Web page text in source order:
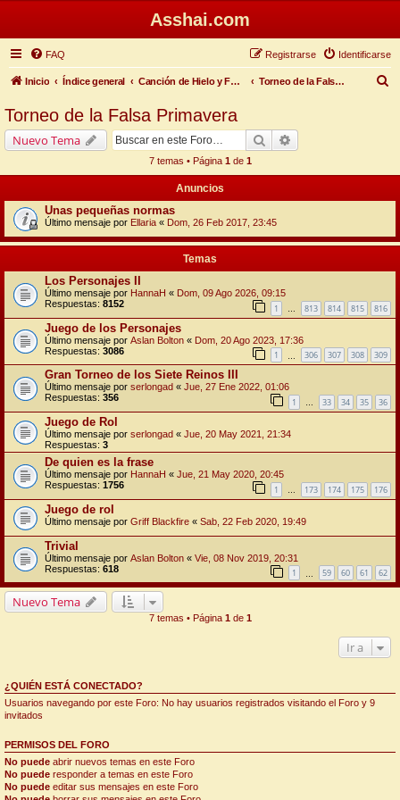
Asshai.com
FAQ Identificarse
Registrarse
Inicio Índice general Canción de Hielo y Fuego Torneo de la Falsa Primavera
Torneo de la Falsa Primavera
Nuevo Tema Buscar
7 temas • Página 1de 1
Anuncios
Unas pequeñas normas
Último mensaje por Ellaria « Dom, 26 Feb 2017, 23:45
Temas
Los Personajes II
Último mensaje por HannaH « Dom, 09 Ago 2026, 09:15
Respuestas: 8152 1 … 813 814 815 816
Juego de los Personajes
Último mensaje por Aslan Bolton « Dom, 20 Ago 2023, 17:36
Respuestas: 3086 1 306 307 308 309
Gran Torneo de los Siete Reinos III
Último mensaje por serlongad « Jue, 27 Ene 2022, 01:06
Respuestas: 356 1 … 33 34 35 36
Juego de Rol
Último mensaje por serlongad « Jue, 20 May 2021, 21:34
Respuestas: 3
De quien es la frase
Último mensaje por HannaH « Jue, 21 May 2020, 20:45
Respuestas: 1756 1 … 173 174 175 176
Juego de rol
Último mensaje por Griff Blackfire « Sab, 22 Feb 2020, 19:49
Trivial
Último mensaje por Aslan Bolton « Vie, 08 Nov 2019, 20:31
Respuestas: 618 1 59 60 61 62
Nuevo Tema
7 temas • Página 1de 1
Ir a
¿QUIÉN ESTÁ CONECTADO?
Usuarios navegando por este Foro: No hay usuarios registrados visitando el Foro y 9
invitados
PERMISOS DEL FORO
No puede abrir nuevos temas en este Foro
No puede responder a temas en este Foro
No puede editar sus mensajes en este Foro